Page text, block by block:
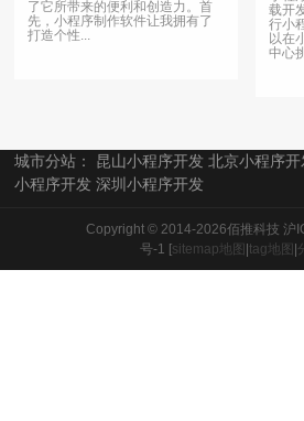
了它所带来的便利和创造力。首
先，小程序制作软件让我拥有了
打造个性...
载开
行小
以在
中心
城市分站： 昆山小程序开发 北京小程序开
小程序开发 深圳小程序开发
Copyright © 2014-2026佰推科技 沪
号-1 [sitemap地图 tag地图